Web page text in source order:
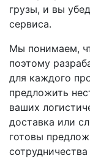
грузы, и вы
сервиса.
Мы понимаем,
поэтому
для каждого
предложить
ваших
доставка или
готовы